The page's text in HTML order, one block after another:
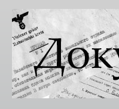
Документы
XX века
Всемирная
история в
Интернете